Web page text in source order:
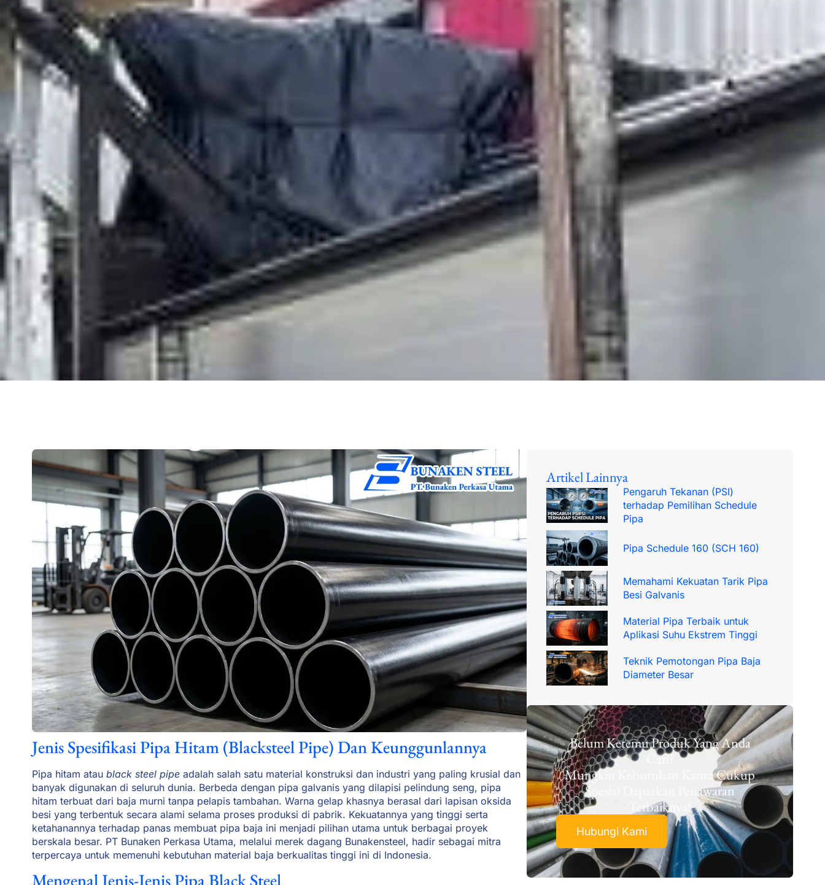
Jenis Spesifikasi Pipa Hitam (Blacksteel Pipe) Dan Keunggunlannya
Pipa hitam atau black steel pipe adalah salah satu material konstruksi dan industri yang paling krusial dan
banyak digunakan di seluruh dunia. Berbeda dengan pipa galvanis yang dilapisi pelindung seng, pipa
hitam terbuat dari baja murni tanpa pelapis tambahan. Warna gelap khasnya berasal dari lapisan oksida
besi yang terbentuk secara alami selama proses produksi di pabrik. Kekuatannya yang tinggi serta
ketahanannya terhadap panas membuat pipa baja ini menjadi pilihan utama untuk berbagai proyek
berskala besar. PT Bunaken Perkasa Utama, melalui merek dagang Bunakensteel, hadir sebagai mitra
terpercaya untuk memenuhi kebutuhan material baja berkualitas tinggi ini di Indonesia.
Mengenal Jenis-Jenis Pipa Black Steel
Artikel Lainnya
Pengaruh Tekanan (PSI)
terhadap Pemilihan Schedule
Pipa
Pipa Schedule 160 (SCH 160)
Memahami Kekuatan Tarik Pipa
Besi Galvanis
Material Pipa Terbaik untuk
Aplikasi Suhu Ekstrem Tinggi
Teknik Pemotongan Pipa Baja
Diameter Besar
Belum Ketemu Produk Yang Anda
Cari?
Mungkin Kebutuhan Kamu Cukup
Spesial Dapatkan Penawaran
Terbaiknya!
Hubungi Kami